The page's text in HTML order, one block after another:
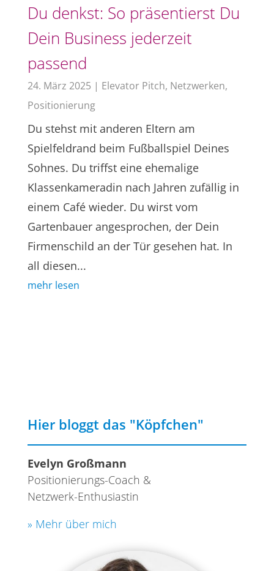
Du denkst: So präsentierst Du
Dein Business jederzeit
passend
24. März 2025 | Elevator Pitch, Netzwerken,
Positionierung
Du stehst mit anderen Eltern am
Spielfeldrand beim Fußballspiel Deines
Sohnes. Du triffst eine ehemalige
Klassenkameradin nach Jahren zufällig in
einem Café wieder. Du wirst vom
Gartenbauer angesprochen, der Dein
Firmenschild an der Tür gesehen hat. In
all diesen...
mehr lesen
Hier bloggt das "Köpfchen"
Evelyn Großmann
Positionierungs-Coach &
Netzwerk-Enthusiastin
» Mehr über mich